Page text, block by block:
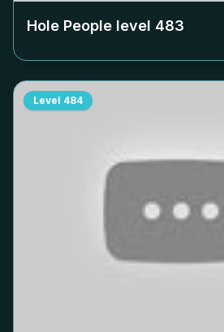
Hole People level 483
Level 484